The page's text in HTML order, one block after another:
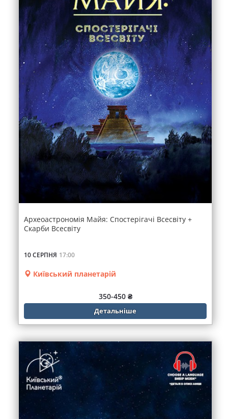
Археоастрономія Майя: Спостерігачі Всесвіту +
Скарби Всесвіту
10 СЕРПНЯ 17:00
Київський планетарій
350-450 ₴
Детальніше